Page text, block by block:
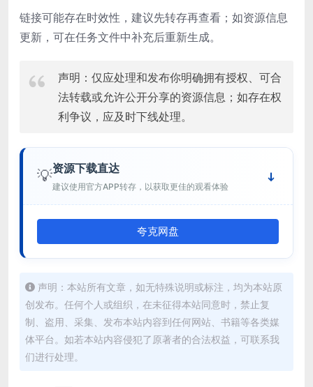
链接可能存在时效性，建议先转存再查看；如资源信息
更新，可在任务文件中补充后重新生成。
声明：仅应处理和发布你明确拥有授权、可合
法转载或允许公开分享的资源信息；如存在权
利争议，应及时下线处理。
💡资源下载直达
建议使用官方APP转存，以获取更佳的观看体验
夸克网盘
声明：本站所有文章，如无特殊说明或标注，均为本站原
创发布。任何个人或组织，在未征得本站同意时，禁止复
制、盗用、采集、发布本站内容到任何网站、书籍等各类媒
体平台。如若本站内容侵犯了原著者的合法权益，可联系我
们进行处理。